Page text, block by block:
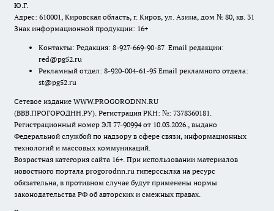
Ю.Г.
Адрес: 610001, Кировская область, г. Киров, ул. Азина, дом № 80, кв. 31
Знак информационной продукции: 16+
Контакты: Редакция: 8-927-669-90-87 Email редакции:
red@pg52.ru
Рекламный отдел: 8-920-004-61-95 Email рекламного отдела:
st@pg52.ru
Сетевое издание WWW.PROGORODNN.RU
(ВВВ.ПРОГОРОДНН.РУ). Регистрация РКН: №: 7378360181.
Регистрационный номер ЭЛ 77-90994 от 10.03.2026., выдано
Федеральной службой по надзору в сфере связи, информационных
технологий и массовых коммуникаций.
Возрастная категория сайта 16+. При использовании материалов
новостного портала progorodnn.ru гиперссылка на ресурс
обязательна, в противном случае будут применены нормы
законодательства РФ об авторских и смежных правах.